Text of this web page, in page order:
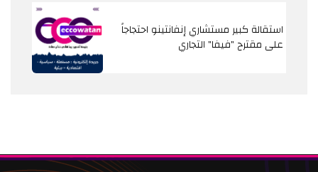
استقالة كبير مستشاري إنفانتينو احتجاجاً
على مقترح "فيفا" التجاري